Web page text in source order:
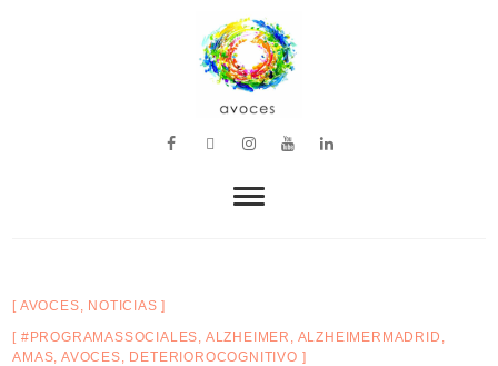
avoces
AVOCES, NOTICIAS
#PROGRAMASSOCIALES, ALZHEIMER , ALZHEIMERMADRID ,
AMAS,AVOCES, DETERIOROCOGNITIVO